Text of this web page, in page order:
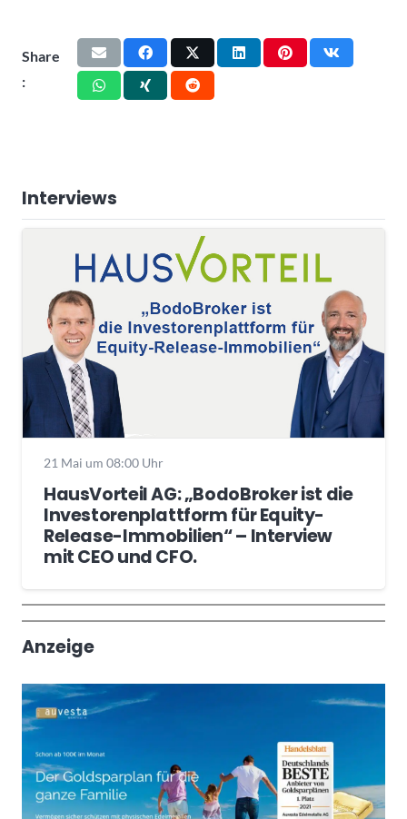
Share
:
Interviews
21 Mai um 08:00 Uhr
HausVorteil AG: „BodoBroker ist die
Investorenplattform für Equity-
Release-Immobilien“ – Interview
mit CEO und CFO.
Wochenrückblick
Trendthemen
Anzeige